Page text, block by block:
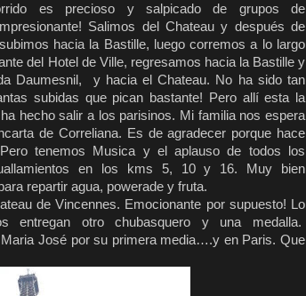
es precioso y salpicado de grupos de
Salimos del Chateau y después de
hacia la Bastille, luego corremos a lo largo
del Hotel de Ville, regresamos hacia la Bastille y
Daumesnil, y hacia el Chateau. No ha sido tan
subidas que pican bastante! Pero allí esta la
hecho salir a los parisinos. Mi familia nos espera
de Correliana. Es de agradecer porque hace
tenemos Musica y el aplauso de todos los
en los kms 5, 10 y 16. Muy bien
repartir agua, powerade y fruta.
de Vincennes. Emocionante por supuesto! Lo
entregan otro chubasquero y una medalla.
José por su primera media….y en Paris. Que